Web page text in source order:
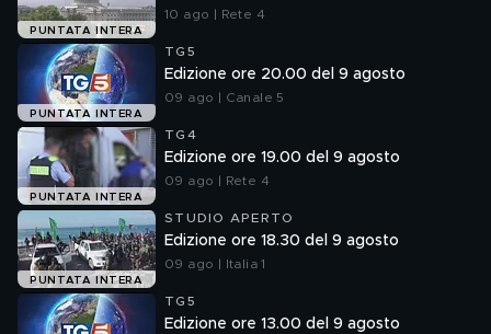
PUNTATA INTERA
10 ago | Rete 4
PUNTATA INTERA
TG5
Edizione ore 20.00 del 9 agosto
09 ago | Canale 5
PUNTATA INTERA
TG4
Edizione ore 19.00 del 9 agosto
09 ago | Rete 4
PUNTATA INTERA
STUDIO APERTO
Edizione ore 18.30 del 9 agosto
09 ago | Italia 1
TG5
Edizione ore 13.00 del 9 agosto